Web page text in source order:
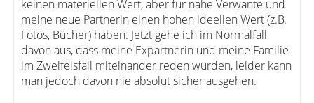
keinen materiellen Wert, aber für nahe Verwante und
meine neue Partnerin einen hohen ideellen Wert (z.B.
Fotos, Bücher) haben. Jetzt gehe ich im Normalfall
davon aus, dass meine Expartnerin und meine Familie
im Zweifelsfall miteinander reden würden, leider kann
man jedoch davon nie absolut sicher ausgehen.